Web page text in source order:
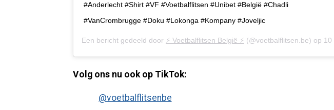
#Anderlecht #Shirt #VF #Voetbalflitsen #Unibet #België #Chadli
#VanCrombrugge #Doku #Lokonga #Kompany #Joveljic
Een bericht gedeeld door ⚡️ Voetbalflitsen België ⚡️ (@voetbalflitsen.be) op 10 Mei 2020 om 3:47 (PDT)
Volg ons nu ook op TikTok:
@voetbalflitsenbe